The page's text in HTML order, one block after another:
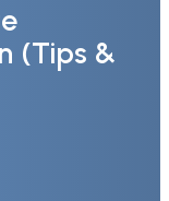
(Tips &